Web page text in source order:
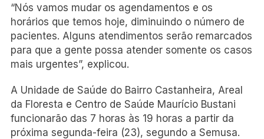
“Nós vamos mudar os agendamentos e os
horários que temos hoje, diminuindo o número de
pacientes. Alguns atendimentos serão remarcados
para que a gente possa atender somente os casos
mais urgentes”, explicou.
A Unidade de Saúde do Bairro Castanheira, Areal
da Floresta e Centro de Saúde Maurício Bustani
funcionarão das 7 horas às 19 horas a partir da
próxima segunda-feira (23), segundo a Semusa.